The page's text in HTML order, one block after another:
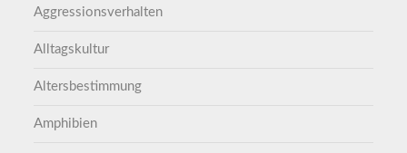
Aggressionsverhalten
Alltagskultur
Altersbestimmung
Amphibien